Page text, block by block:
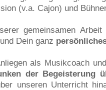
(v.a. Cajon) und
gemeinsamen
Dein ganz
als Musikcoach
der Begeisterung
unseren Unterricht